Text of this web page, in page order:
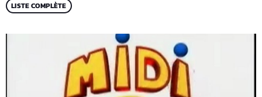
LISTE COMPLÈTE